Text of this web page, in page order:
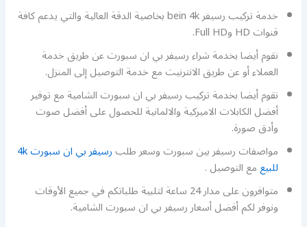
خدمة تركيب رسيفر bein 4k بخاصية الدقة العالية والتي يدعم كافة
قنوات HD وFull HD.
نقوم أيضا بخدمة شراء رسيفر بي ان سبورت عن طريق خدمة
العملاء أو عن طريق الانترنيت مع خدمة التوصيل إلى المنزل.
نقوم أيضا بخدمة تركيب رسيفر بي ان سبورت الشامية مع توفير
أفضل الكابلات الاميركية والالمانية للحصول على أفضل صوت
وأدق صورة.
مواصفات رسيفر بين سبورت وسعر طلب
رسيفر بي ان سبورت 4k
للبيعمع التوصيل .
متوافرون على مدار 24 ساعة لتلبية طلباتكم في جميع الأوقات
ونوفر لكم أفضل أسعار رسيفر بي ان سبورت الشامية.